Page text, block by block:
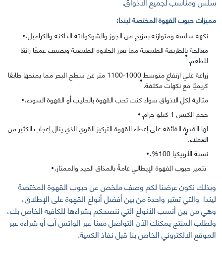
مميزات حبوب القهوة المختصة ليندا:
نكهة سلسة ومتوازنة بمزيج من الجوز والشوكولاتة الداكنة والكراميل.
معالجة بالطريقة الطبيعية مما يعزز الحلاوة الطبيعية ويضيف عمقًا رائعًا
للطعم.
زراعة علي ارتفاع متوسط 1000-1100 متر عن سطح البحر مما يمنحها طابعًا
كريميًا مع نكهات مكثفة.
مثالية لكل الاذواق سواء كنت تحب القهوة بالحليب أو القهوة السودء.
حجم الكيس 1 كيلو جرام.
لها القدرة الفائقة على إعطاء القهوة التركيز القوي الذي ينال إعجاب الكثير من
العملاء.
نسبة الأربيكيا 100%.
تتميز حبوب القهوة الإيطالي عامةً بالمذاق الجيد والممتاز.
وبذلك نكون عرضنا لكم وصف ملخص عن حبوب القهوة المختصة
ليندا والتي تعتبر واحدة من بين أفضل أنواع القهوة على الإطلاق،
وهي من بين أنسب الأنواع التي ننصحكم بشراءها للكافيه الخاص بك،
ولطلب المنتج يمكنك الآن التواصل معنا عبر الواتس آب أو شراءه عبر
الموقع الالكتروني الخاص بنا قبل نفاذ الكمية.